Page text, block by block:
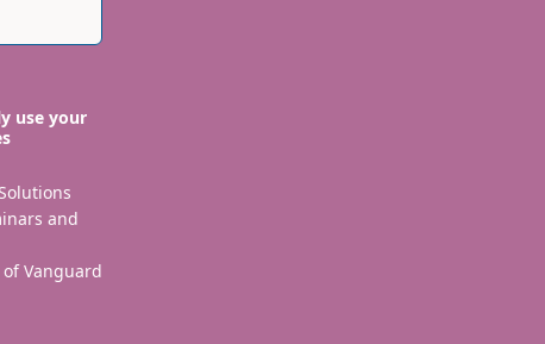
use your
and
Vanguard